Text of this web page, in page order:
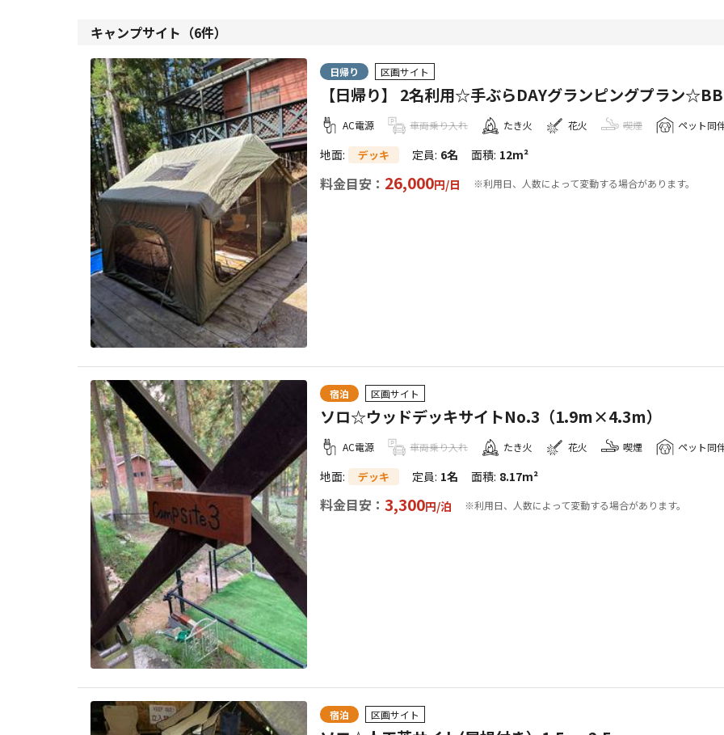
キャンプサイト（6件）
日帰り 区画サイト
【日帰り】 2名利用☆手ぶらDAYグランピングプラン
AC電源 車両乗り入れ たき火 花火 喫煙 ペット同
地面: デッキ 定員: 6名 面積: 12m²
料金目安： 26,000円/日 ※利用日、人数によって変動する場合があります。
宿泊 区画サイト
ソロ☆ウッドデッキサイトNo.3（1.9m×4.3m）
AC電源 車両乗り入れ たき火 花火 喫煙 ペット同
地面: デッキ 定員: 1名 面積: 8.17m²
料金目安： 3,300円/泊 ※利用日、人数によって変動する場合があります。
宿泊 区画サイト